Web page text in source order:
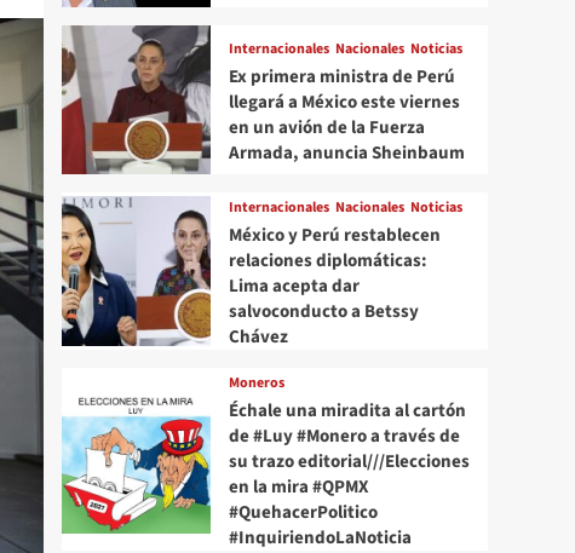
Internacionales Nacionales Noticias
Ex primera ministra de Perú
llegará a México este viernes
en un avión de la Fuerza
Armada, anuncia Sheinbaum
Internacionales Nacionales Noticias
México y Perú restablecen
relaciones diplomáticas:
Lima acepta dar
salvoconducto a Betssy
Chávez
Moneros
Échale una miradita al cartón
de #Luy #Monero a través de
su trazo editorial///Elecciones
en la mira #QPMX
#QuehacerPolitico
#InquiriendoLaNoticia